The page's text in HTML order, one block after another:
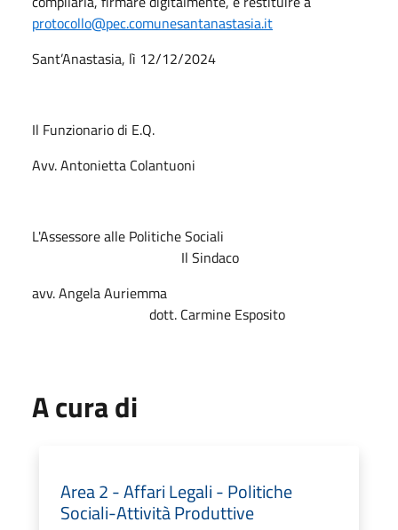
protocollo@pec.comunesantanastasia.it
Sant’Anastasia, lì 12/12/2024
Il Funzionario di E.Q.
Avv. Antonietta Colantuoni
L'Assessore alle Politiche Sociali
Il Sindaco
avv. Angela Auriemma
dott. Carmine Esposito
A cura di
Area 2 - Affari Legali - Politiche
Sociali-Attività Produttive